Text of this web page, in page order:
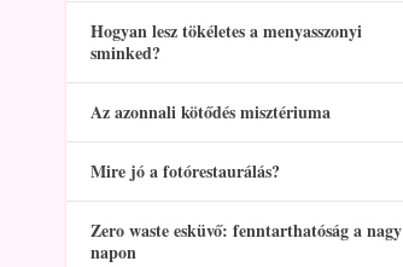
Hogyan lesz tökéletes a menyasszonyi
sminked?
Az azonnali kötődés misztériuma
Mire jó a fotórestaurálás?
Zero waste esküvő: fenntarthatóság a nagy
napon